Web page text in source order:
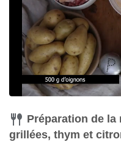
Préparation de
grillées, thym et